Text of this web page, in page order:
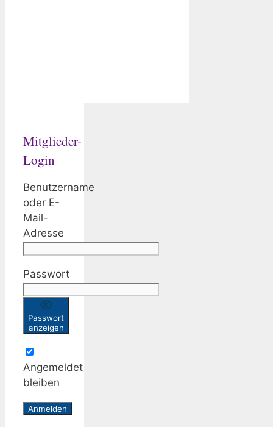
Mitglieder-
Login
Benutzername
oder E-
Mail-
Adresse
Passwort
Passwort
anzeigen
Angemeldet
bleiben